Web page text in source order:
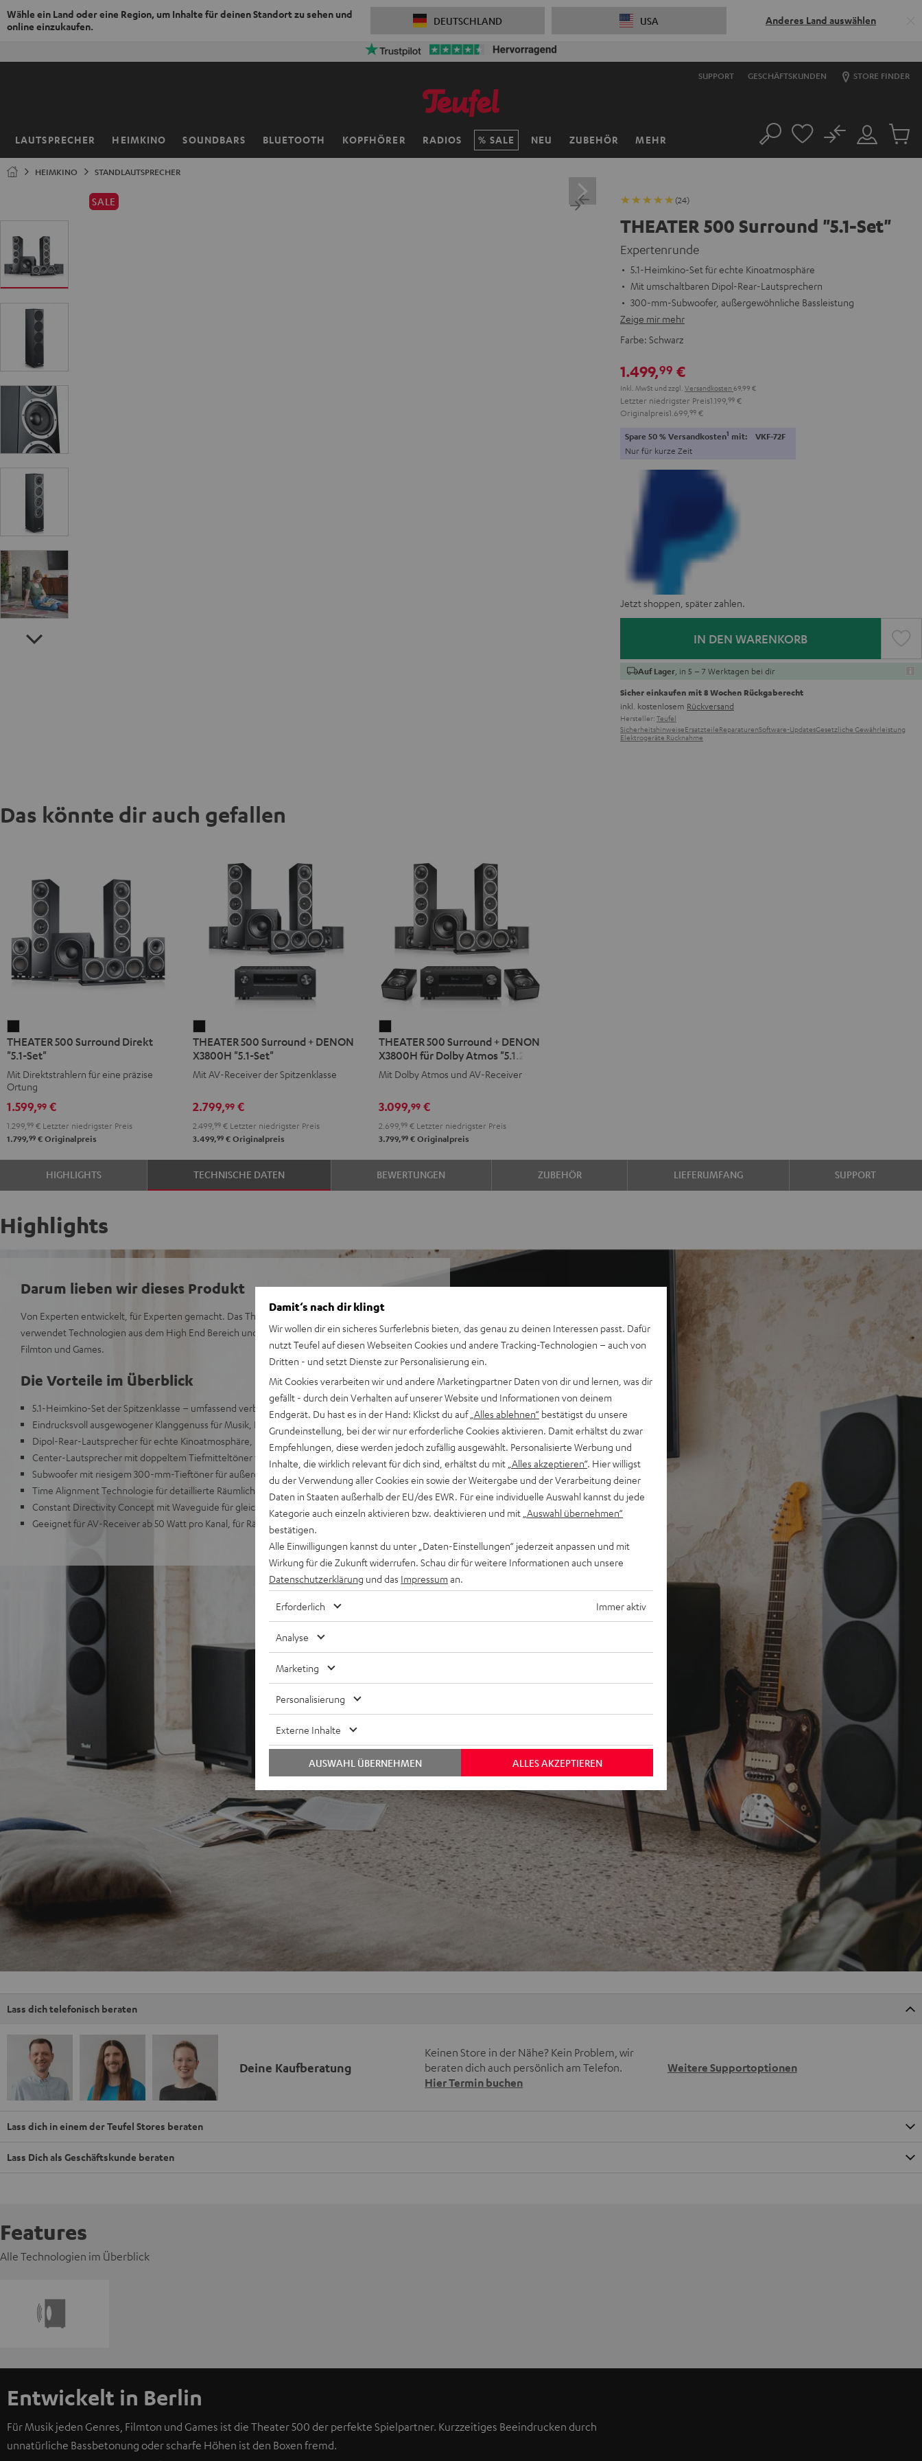
Wähle ein Land oder eine Region, um Inhalte für deinen Standort zu sehen und
online einzukaufen.
DEUTSCHLAND USA Anderes Land auswählen
50% Versandkosten sparen mit VKF-72F 06D:10
SUPPORT GESCHÄFTSKUNDEN STORE FINDER
LAUTSPRECHER HEIMKINO SOUNDBARS BLUETOOTH KOPFHÖRER RADIOS SALE NEU ZUBEHÖR MEHR
Startseite Suche
Mein
Konto
No
Artikel
HEIMKINO STANDLAUTSPRECHER
SALE (24)
THEATER 500 Surround "5.1-Set"
Expertenrunde
5.1-Heimkino-Set für echte Kinoatmosphäre
Mit umschaltbaren Dipol-Rear-Lautsprechern
300-mm-Subwoofer, außergewöhnliche Bassleistung
Zeige mir mehr
Farbe: Schwarz
1.499,99 €
Inkl. MwSt und zzgl. Versandkosten 69,99 €
Letzter niedrigster Preis1.199, 99 €
Originalpreis1.699, 99 €
Spare 50 % Versandkosten1 mit: VKF-72F
Nur für kurze Zeit
Jetzt shoppen, später zahlen.
IN DEN WARENKORB
Auf Lager , in 5 – 7 Werktagen bei dir
Sicher einkaufen mit 8 Wochen Rückgaberecht
inkl. kostenlosem Rückversand
Hersteller: Teufel
SicherheitshinweiseErsatzteileReparaturenSoftware-UpdatesGesetzliche Gewährleistung
Elektrogeräte Rücknahme
Das könnte dir auch gefallen
500
Surround
Direkt
"5.1-
Set"
Schwarz
THEATER 500 Surround Direkt
"5.1-Set"
Mit Direktstrahlern für eine präzise
Ortung
1.599,99 €
1.299, 99 € Letzter niedrigster Preis
1.799,99 € Originalpreis
500
Surround
+
X3800H
"5.1-
Set"
Schwarz
THEATER 500 Surround + DENON
X3800H "5.1-Set"
Mit AV-Receiver der Spitzenklasse
2.799,99€
2.499, 99€Letzter niedrigster Preis
3.499,99€Originalpreis
500
Surround
+
X3800H
für
Dolby
Atmos
"5.1.2"
Schwarz
THEATER 500 Surround + DENON
X3800H für Dolby Atmos "5.1.2"
Mit Dolby Atmos und AV-Receiver
3.099,99€
2.699, 99€Letzter niedrigster Preis
3.799,99€Originalpreis
HIGHLIGHTS TECHNISCHE DATEN BEWERTUNGEN ZUBEHÖR LIEFERUMFANG SUPPORT
Highlights
Darum lieben wir dieses Produkt
Von Experten entwickelt, für Experten gemacht. Das Theater 500 setzt neue Maßstäbe. Es
verwendet Technologien aus dem High End Bereich und ist schlichtweg der Allrounder für Musik,
Filmton und Games.
Die Vorteile im Überblick
5.1-Heimkino-Set der Spitzenklasse – umfassend verbesserter Nachfolger des Klassikers
Eindrucksvoll ausgewogener Klanggenuss für Musik, Filmton und Games
Dipol-Rear-Lautsprecher für echte Kinoatmosphäre, umschaltbar als Direktstrahler
Center-Lautsprecher mit doppeltem Tiefmitteltöner für beste Sprachverständlichkeit
Subwoofer mit riesigem 300-mm-Tieftöner für außergewöhnliche Bassleistung
Time Alignment Technologie für detaillierte Räumlichkeit und Durchzeichnung
Constant Directivity Concept mit Waveguide für gleichen Klang an jeder Hörposition
Geeignet für AV-Receiver ab 50 Watt pro Kanal, für Räume bis 80 m²
Lass dich telefonisch beraten
Deine Kaufberatung
Keinen Store in der Nähe? Kein Problem, wir
beraten dich auch persönlich am Telefon.
Hier Termin buchen
Weitere Supportoptionen
Lass dich in einem der Teufel Stores beraten
Lass Dich als Geschäftskunde beraten
Features
Alle Technologien im Überblick
Entwickelt in Berlin
Für Musik jeden Genres, Filmton und Games ist die Theater 500 der perfekte Spielpartner. Kurzzeitiges Beeindrucken durch
unnatürliche Bassbetonung oder scharfe Höhen ist den Boxen fremd.
Damit‘s nach dir klingt
Wir wollen dir ein sicheres Surferlebnis bieten, das genau zu deinen Interessen passt. Dafür
nutzt Teufel auf diesen Webseiten Cookies und andere Tracking-Technologien – auch von
Dritten - und setzt Dienste zur Personalisierung ein.
Mit Cookies verarbeiten wir und andere Marketingpartner Daten von dir und lernen, was dir
gefällt - durch dein Verhalten auf unserer Website und Informationen von deinem
Endgerät. Du hast es in der Hand: Klickst du auf „Alles ablehnen“ bestätigst du unsere
Grundeinstellung, bei der wir nur erforderliche Cookies aktivieren. Damit erhältst du zwar
Empfehlungen, diese werden jedoch zufällig ausgewählt. Personalisierte Werbung und
Inhalte, die wirklich relevant für dich sind, erhältst du mit „Alles akzeptieren“. Hier willigst
du der Verwendung aller Cookies ein sowie der Weitergabe und der Verarbeitung deiner
Daten in Staaten außerhalb der EU/des EWR. Für eine individuelle Auswahl kannst du jede
Kategorie auch einzeln aktivieren bzw. deaktivieren und mit „Auswahl übernehmen“
bestätigen.
Alle Einwilligungen kannst du unter „Daten-Einstellungen“ jederzeit anpassen und mit
Wirkung für die Zukunft widerrufen. Schau dir für weitere Informationen auch unsere
Datenschutzerklärung und das Impressum an.
Erforderlich Immer aktiv
Analyse
Marketing
Personalisierung
Externe Inhalte
ALLES AKZEPTIEREN
AUSWAHL ÜBERNEHMEN